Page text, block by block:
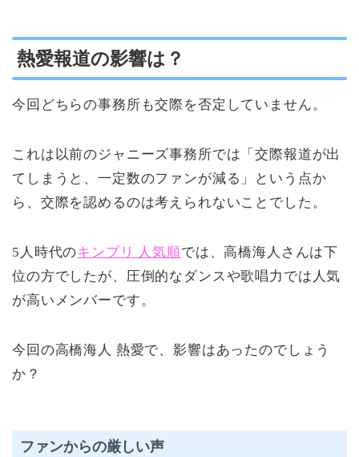
熱愛報道の影響は？
今回どちらの事務所も交際を否定していません。
これは以前のジャニーズ事務所では「交際報道が出
てしまうと、一定数のファンが減る」という点か
ら、交際を認めるのは考えられないことでした。
5人時代のキンプリ 人気順では、高橋海人さんは下
位の方でしたが、圧倒的なダンスや歌唱力では人気
が高いメンバーです。
今回の高橋海人 熱愛で、影響はあったのでしょう
か？
ファンからの厳しい声